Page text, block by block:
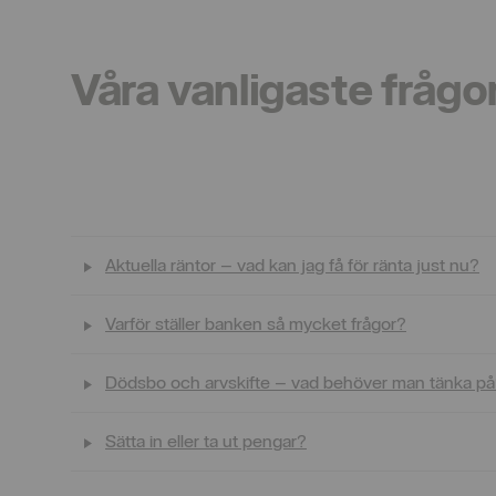
Våra vanligaste
Aktuella räntor – vad kan jag få för ränta just nu?
Varför ställer banken så mycket frågor?
Dödsbo och arvskifte – vad behöver man tänka
Sätta in eller ta ut pengar?